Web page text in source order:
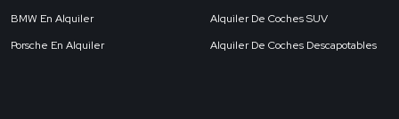
BMW En Alquiler
Porsche En Alquiler
Alquiler De Coches SUV
Alquiler De Coches Descapotables